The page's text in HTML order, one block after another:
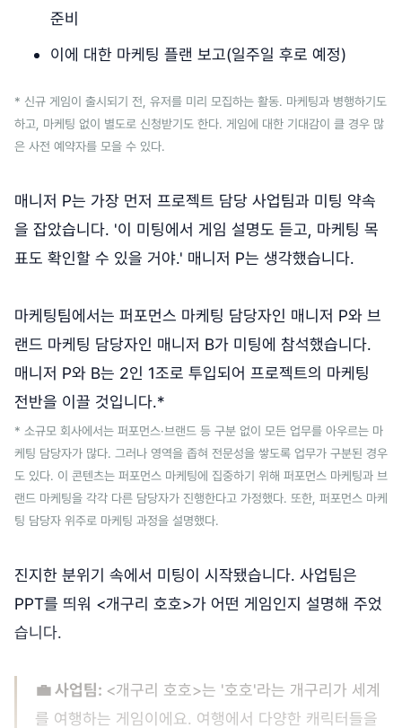
준비
이에 대한 마케팅 플랜 보고(일주일 후로 예정)
* 신규 게임이 출시되기 전, 유저를 미리 모집하는 활동. 마케팅과 병행하기도
하고, 마케팅 없이 별도로 신청받기도 한다. 게임에 대한 기대감이 클 경우 많
은 사전 예약자를 모을 수 있다.
매니저 P는 가장 먼저 프로젝트 담당 사업팀과 미팅 약속
을 잡았습니다. '이 미팅에서 게임 설명도 듣고, 마케팅 목
표도 확인할 수 있을 거야.' 매니저 P는 생각했습니다.
마케팅팀에서는 퍼포먼스 마케팅 담당자인 매니저 P와 브
랜드 마케팅 담당자인 매니저 B가 미팅에 참석했습니다.
매니저 P와 B는 2인 1조로 투입되어 프로젝트의 마케팅
전반을 이끌 것입니다.*
* 소규모 회사에서는 퍼포먼스·브랜드 등 구분 없이 모든 업무를 아우르는 마
케팅 담당자가 많다. 그러나 영역을 좁혀 전문성을 쌓도록 업무가 구분된 경우
도 있다. 이 콘텐츠는 퍼포먼스 마케팅에 집중하기 위해 퍼포먼스 마케팅과 브
랜드 마케팅을 각각 다른 담당자가 진행한다고 가정했다. 또한, 퍼포먼스 마케
팅 담당자 위주로 마케팅 과정을 설명했다.
진지한 분위기 속에서 미팅이 시작됐습니다. 사업팀은
PPT를 띄워 <개구리 호호>가 어떤 게임인지 설명해 주었
습니다.
💼 사업팀: <개구리 호호>는 '호호'라는 개구리가 세계
를 여행하는 게임이에요. 여행에서 다양한 캐릭터들을